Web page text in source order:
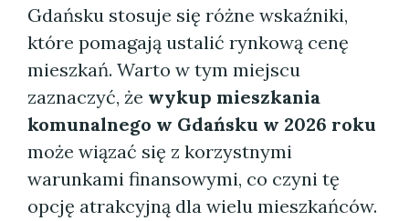
Gdańsku stosuje się różne wskaźniki,
które pomagają ustalić rynkową cenę
mieszkań. Warto w tym miejscu
zaznaczyć, że wykup mieszkania
komunalnego w Gdańsku w 2026 roku
może wiązać się z korzystnymi
warunkami finansowymi, co czyni tę
opcję atrakcyjną dla wielu mieszkańców.